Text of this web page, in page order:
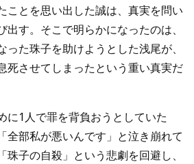
ことを思い出した誠は、真実を問い
す。そこで明らかになったのは、
った珠子を助けようとした浅尾が、
死させてしまったという重い真実だ
に1人で罪を背負おうとしていた
全部私が悪いんです」と泣き崩れて
珠子の自殺」という悲劇を回避し、